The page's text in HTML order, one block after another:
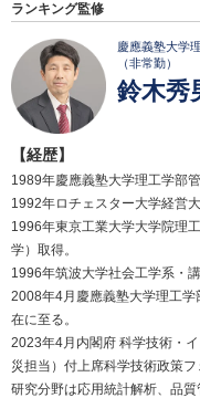
ランキング監修
慶應義塾大学
（非常勤）
鈴木秀
【経歴】
1989年慶應義塾大学理工学部
1992年ロチェスター大学経営
1996年東京工業大学大学院理
学）取得。
1996年筑波大学社会工学系・
2008年4月慶應義塾大学理工
在に至る。
2023年4月内閣府 科学技術・
災担当）付上席科学技術政策フ
研究分野は応用統計解析、品質